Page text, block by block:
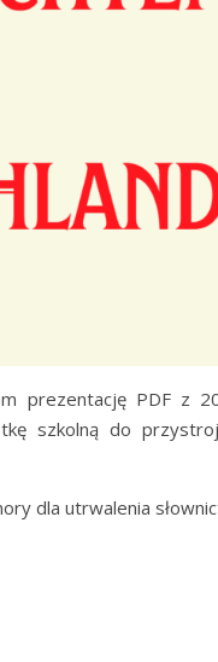
prezentację PDF z
szkolną do
dla utrwalenia